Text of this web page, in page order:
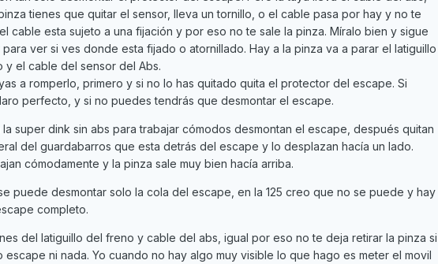
tienes que quitar el sensor, lleva un tornillo, o el cable pasa por hay y no te
cable esta sujeto a una fijación y por eso no te sale la pinza. Míralo bien y sigue
ver si ves donde esta fijado o atornillado. Hay a la pinza va a parar el latiguillo
el cable del sensor del Abs.
a romperlo, primero y si no lo has quitado quita el protector del escape. Si
perfecto, y si no puedes tendrás que desmontar el escape.
super dink sin abs para trabajar cómodos desmontan el escape, después quitan
del guardabarros que esta detrás del escape y lo desplazan hacía un lado.
cómodamente y la pinza sale muy bien hacía arriba.
puede desmontar solo la cola del escape, en la 125 creo que no se puede y hay
completo.
del latiguillo del freno y cable del abs, igual por eso no te deja retirar la pinza si
escape ni nada. Yo cuando no hay algo muy visible lo que hago es meter el movil